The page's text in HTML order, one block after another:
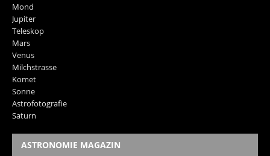
Mond
Jupiter
Teleskop
Mars
Venus
Milchstrasse
Komet
Sonne
Astrofotografie
Saturn
ASTRONOMIE MAGAZIN